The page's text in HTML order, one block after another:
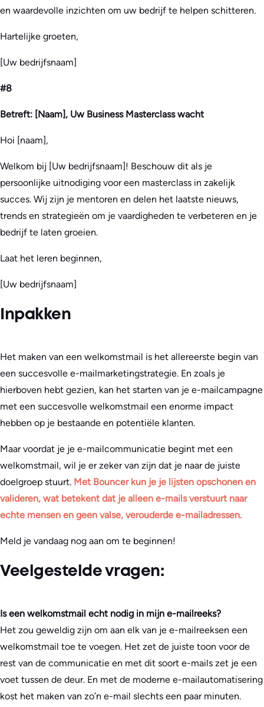
en waardevolle inzichten om uw bedrijf te helpen schitteren.
Hartelijke groeten,
[Uw bedrijfsnaam]
#8
Betreft: [Naam], Uw Business Masterclass wacht
Hoi [naam],
Welkom bij [Uw bedrijfsnaam]! Beschouw dit als je
persoonlijke uitnodiging voor een masterclass in zakelijk
succes. Wij zijn je mentoren en delen het laatste nieuws,
trends en strategieën om je vaardigheden te verbeteren en je
bedrijf te laten groeien.
Laat het leren beginnen,
[Uw bedrijfsnaam]
Inpakken
Het maken van een welkomstmail is het allereerste begin van
een succesvolle e-mailmarketingstrategie. En zoals je
hierboven hebt gezien, kan het starten van je e-mailcampagne
met een succesvolle welkomstmail een enorme impact
hebben op je bestaande en potentiële klanten.
Maar voordat je je e-mailcommunicatie begint met een
welkomstmail, wil je er zeker van zijn dat je naar de juiste
doelgroep stuurt. Met Bouncer kun je je lijsten opschonen en
valideren, wat betekent dat je alleen e-mails verstuurt naar
echte mensen en geen valse, verouderde e-mailadressen.
Meld je vandaag nog aan om te beginnen!
Veelgestelde vragen:
Is een welkomstmail echt nodig in mijn e-mailreeks?
Het zou geweldig zijn om aan elk van je e-mailreeksen een
welkomstmail toe te voegen. Het zet de juiste toon voor de
rest van de communicatie en met dit soort e-mails zet je een
voet tussen de deur. En met de moderne e-mailautomatisering
kost het maken van zo’n e-mail slechts een paar minuten.